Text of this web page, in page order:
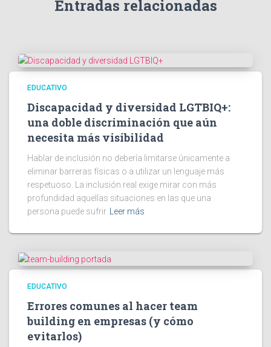
Entradas relacionadas
EDUCATIVO
Discapacidad y diversidad LGTBIQ+:
una doble discriminación que aún
necesita más visibilidad
Hablar de inclusión no debería limitarse únicamente a
eliminar barreras físicas o a utilizar un lenguaje más
respetuoso. La inclusión real exige mirar con más
profundidad aquellas situaciones en las que una
persona puede sufrir Leer más
EDUCATIVO
Errores comunes al hacer team
building en empresas (y cómo
evitarlos)